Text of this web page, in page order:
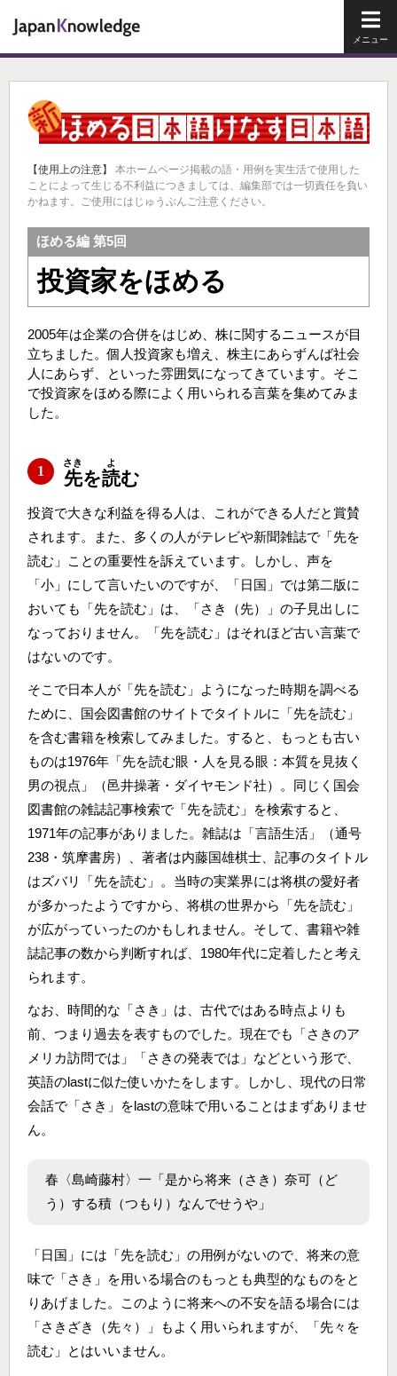
【使用上の注意】
本ホームページ掲載の語・用例を実生活で使用した
ことによって生じる不利益につきましては、編集部では一切責任を負い
かねます。ご使用にはじゅうぶんご注意ください。
ほめる編 第5回
投資家をほめる
2005年は企業の合併をはじめ、株に関するニュースが目
立ちました。個人投資家も増え、株主にあらずんば社会
人にあらず、といった雰囲気になってきています。そこ
で投資家をほめる際によく用いられる言葉を集めてみま
した。
1 先
さき
を読
よ
む
投資で大きな利益を得る人は、これができる人だと賞賛
されます。また、多くの人がテレビや新聞雑誌で「先を
読む」ことの重要性を訴えています。しかし、声を
「小」にして言いたいのですが、「日国」では第二版に
おいても「先を読む」は、「さき（先）」の子見出しに
なっておりません。「先を読む」はそれほど古い言葉で
はないのです。
そこで日本人が「先を読む」ようになった時期を調べる
ために、国会図書館のサイトでタイトルに「先を読む」
を含む書籍を検索してみました。すると、もっとも古い
ものは1976年「先を読む眼・人を見る眼：本質を見抜く
男の視点」（邑井操著・ダイヤモンド社）。同じく国会
図書館の雑誌記事検索で「先を読む」を検索すると、
1971年の記事がありました。雑誌は「言語生活」（通号
238・筑摩書房）、著者は内藤国雄棋士、記事のタイトル
はズバリ「先を読む」。当時の実業界には将棋の愛好者
が多かったようですから、将棋の世界から「先を読む」
が広がっていったのかもしれません。そして、書籍や雑
誌記事の数から判断すれば、1980年代に定着したと考え
られます。
なお、時間的な「さき」は、古代ではある時点よりも
前、つまり過去を表すものでした。現在でも「さきのア
メリカ訪問では」「さきの発表では」などという形で、
英語のlastに似た使いかたをします。しかし、現代の日常
会話で「さき」をlastの意味で用いることはまずありませ
ん。
春〈島崎藤村〉一「是から将来（さき）奈可（ど
う）する積（つもり）なんでせうや」
「日国」には「先を読む」の用例がないので、将来の意
味で「さき」を用いる場合のもっとも典型的なものをと
りあげました。このように将来への不安を語る場合には
「さきざき（先々）」もよく用いられますが、「先々を
読む」とはいいません。